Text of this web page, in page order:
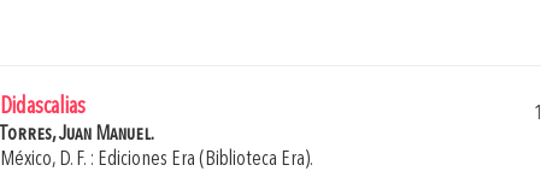
Didascalias
Torres, Juan Manuel.
México, D. F. : Ediciones Era (Biblioteca Era).